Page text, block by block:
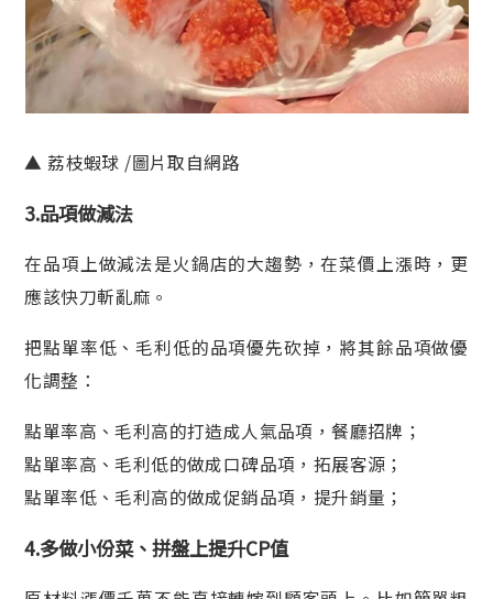
▲ 荔枝蝦球 /圖片取自網路
3.品項做減法
在品項上做減法是火鍋店的大趨勢，在菜價上漲時，更
應該快刀斬亂麻。
把點單率低、毛利低的品項優先砍掉，將其餘品項做優
化調整：
點單率高、毛利高的打造成人氣品項，餐廳招牌；
點單率高、毛利低的做成口碑品項，拓展客源；
點單率低、毛利高的做成促銷品項，提升銷量；
4.多做小份菜、拼盤上提升CP值